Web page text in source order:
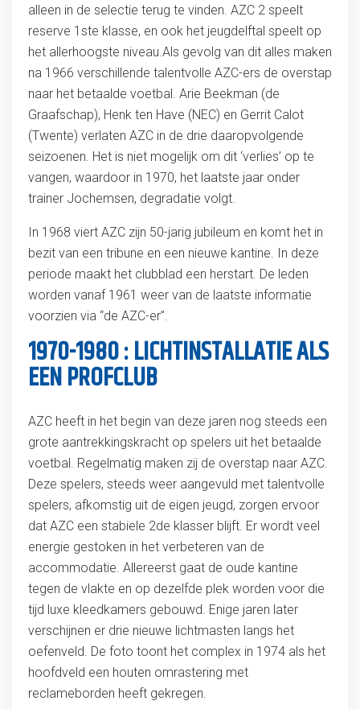
alleen in de selectie terug te vinden. AZC 2 speelt
reserve 1ste klasse, en ook het jeugdelftal speelt op
het allerhoogste niveau.Als gevolg van dit alles maken
na 1966 verschillende talentvolle AZC-ers de overstap
naar het betaalde voetbal. Arie Beekman (de
Graafschap), Henk ten Have (NEC) en Gerrit Calot
(Twente) verlaten AZC in de drie daaropvolgende
seizoenen. Het is niet mogelijk om dit ‘verlies’ op te
vangen, waardoor in 1970, het laatste jaar onder
trainer Jochemsen, degradatie volgt.
In 1968 viert AZC zijn 50-jarig jubileum en komt het in
bezit van een tribune en een nieuwe kantine. In deze
periode maakt het clubblad een herstart. De leden
worden vanaf 1961 weer van de laatste informatie
voorzien via “de AZC-er”.
1970-1980 : LICHTINSTALLATIE ALS
EEN PROFCLUB
AZC heeft in het begin van deze jaren nog steeds een
grote aantrekkingskracht op spelers uit het betaalde
voetbal. Regelmatig maken zij de overstap naar AZC.
Deze spelers, steeds weer aangevuld met talentvolle
spelers, afkomstig uit de eigen jeugd, zorgen ervoor
dat AZC een stabiele 2de klasser blijft. Er wordt veel
energie gestoken in het verbeteren van de
accommodatie. Allereerst gaat de oude kantine
tegen de vlakte en op dezelfde plek worden voor die
tijd luxe kleedkamers gebouwd. Enige jaren later
verschijnen er drie nieuwe lichtmasten langs het
oefenveld. De foto toont het complex in 1974 als het
hoofdveld een houten omrastering met
reclameborden heeft gekregen.